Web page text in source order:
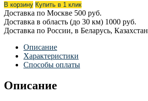
В корзину Купить в 1 клик
Доставка по Москве 500 руб.
Доставка в область (до 30 км) 1000 руб.
Доставка по России, в Беларусь, Казахстан
Описание
Характеристики
Способы оплаты
Описание